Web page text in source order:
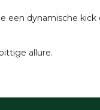
dynamische kick
allure.